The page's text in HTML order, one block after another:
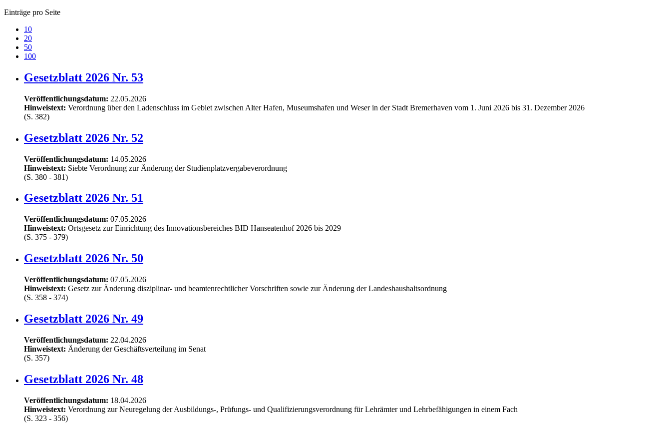
Einträge pro Seite
10
20
50
100
Gesetzblatt 2026 Nr. 53
Veröffentlichungsdatum: 22.05.2026
Hinweistext: Verordnung über den Ladenschluss im Gebiet zwischen Alter Hafen, Museumshafen und Weser in der Stadt Bremerhaven vom 1. Juni 2026 bis 31. Dezember 2026
(S. 382)
Gesetzblatt 2026 Nr. 52
Veröffentlichungsdatum: 14.05.2026
Hinweistext: Siebte Verordnung zur Änderung der Studienplatzvergabeverordnung
(S. 380 - 381)
Gesetzblatt 2026 Nr. 51
Veröffentlichungsdatum: 07.05.2026
Hinweistext: Ortsgesetz zur Einrichtung des Innovationsbereiches BID Hanseatenhof 2026 bis 2029
(S. 375 - 379)
Gesetzblatt 2026 Nr. 50
Veröffentlichungsdatum: 07.05.2026
Hinweistext: Gesetz zur Änderung disziplinar- und beamtenrechtlicher Vorschriften sowie zur Änderung der Landeshaushaltsordnung
(S. 358 - 374)
Gesetzblatt 2026 Nr. 49
Veröffentlichungsdatum: 22.04.2026
Hinweistext: Änderung der Geschäftsverteilung im Senat
(S. 357)
Gesetzblatt 2026 Nr. 48
Veröffentlichungsdatum: 18.04.2026
Hinweistext: Verordnung zur Neuregelung der Ausbildungs-, Prüfungs- und Qualifizierungsverordnung für Lehrämter und Lehrbefähigungen in einem Fach
(S. 323 - 356)